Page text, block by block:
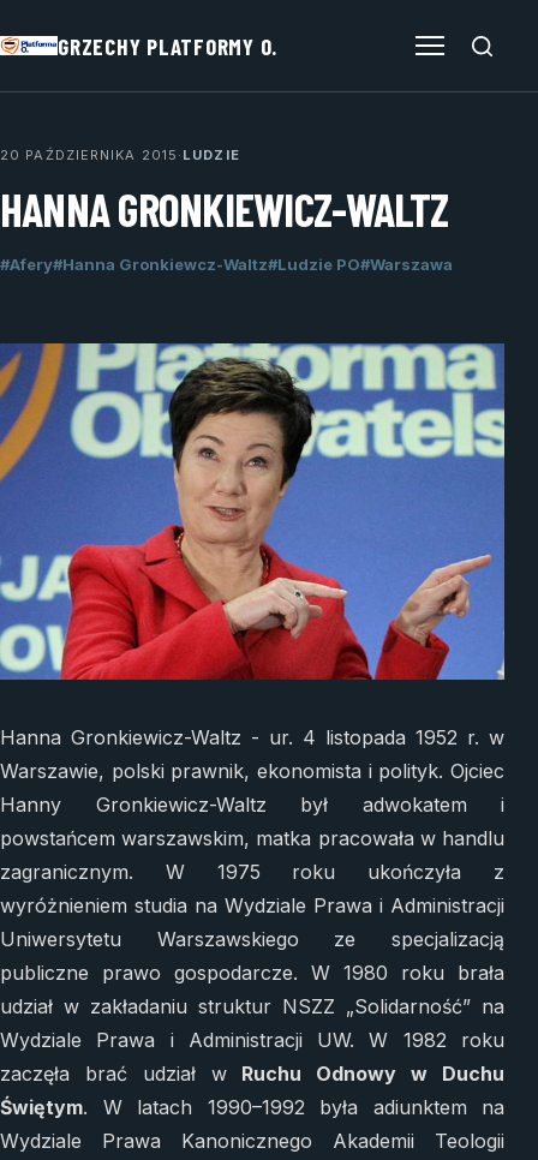
GRZECHY PLATFORMY O.
20 PAŹDZIERNIKA 2015 · LUDZIE
HANNA GRONKIEWICZ-WALTZ
#Afery#Hanna Gronkiewcz-Waltz#Ludzie PO#Warszawa
Hanna Gronkiewicz-Waltz - ur. 4 listopada 1952 r. w
Warszawie, polski prawnik, ekonomista i polityk. Ojciec
Hanny Gronkiewicz-Waltz był adwokatem i
powstańcem warszawskim, matka pracowała w handlu
zagranicznym. W 1975 roku ukończyła z
wyróżnieniem studia na Wydziale Prawa i Administracji
Uniwersytetu Warszawskiego ze specjalizacją
publiczne prawo gospodarcze. W 1980 roku brała
udział w zakładaniu struktur NSZZ „Solidarność” na
Wydziale Prawa i Administracji UW. W 1982 roku
zaczęła brać udział w Ruchu Odnowy w Duchu
Świętym. W latach 1990–1992 była adiunktem na
Wydziale Prawa Kanonicznego Akademii Teologii